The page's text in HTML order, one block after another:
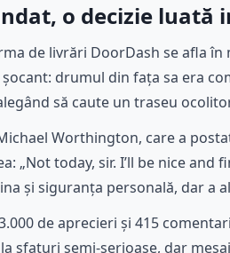
o decizie luată
de livrări DoorDash se afla
drumul din fața sa era
să caute un traseu
Worthington, care a
„Not today, sir. I’ll be nice and
și siguranța personală, dar a
de aprecieri și 415
sfaturi semi-serioase, dar